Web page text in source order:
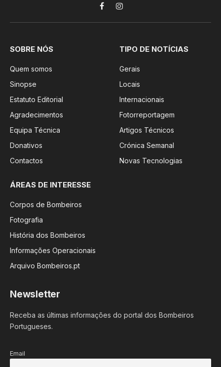
FacebookInstagram
SOBRE NÓS
Quem somos
Sinopse
Estatuto Editorial
Agradecimentos
Equipa Técnica
Donativos
Contactos
TIPO DE NOTÍCIAS
Gerais
Locais
Internacionais
Fotorreportagem
Artigos Técnicos
Crónica Semanal
Novas Tecnologias
ÁREAS DE INTERESSE
Corpos de Bombeiros
Fotografia
História dos Bombeiros
Informações Operacionais
Arquivo Bombeiros.pt
Newsletter
Receba as últimas informações do portal dos Bombeiros
Portugueses.
Email